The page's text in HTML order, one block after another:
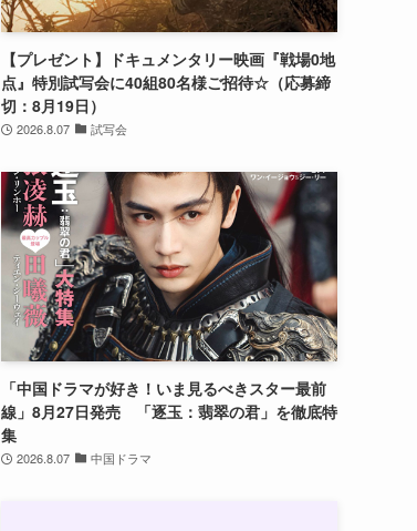
【プレゼント】ドキュメンタリー映画『戦場0地
点』特別試写会に40組80名様ご招待☆（応募締
切：8月19日）
2026.8.07 試写会
「中国ドラマが好き！いま見るべきスター最前
線」8月27日発売 「逐玉：翡翠の君」を徹底特
集
2026.8.07 中国ドラマ